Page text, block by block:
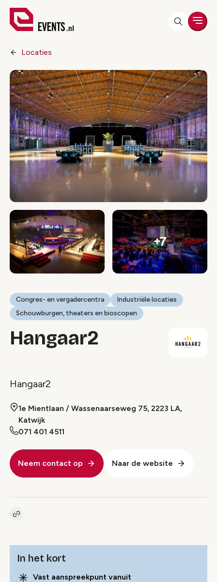
Locaties
+7
Congres- en vergadercentra
Industriële locaties
Schouwburgen, theaters en bioscopen
Hangaar2
Hangaar2
1e Mientlaan / Wassenaarseweg 75, 2223 LA,
Katwijk
071 401 4511
Neem contact op Naar de website
Kopieer link naar pagina
In het kort
Vast aanspreekpunt vanuit